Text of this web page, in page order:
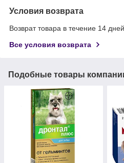
Условия возврата
Возврат товара в течение 14
Все условия возврата
Подобные товары